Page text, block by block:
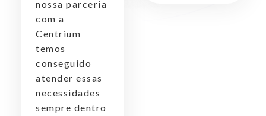
nossa parceria
com a
Centrium
temos
conseguido
atender essas
necessidades
sempre dentro